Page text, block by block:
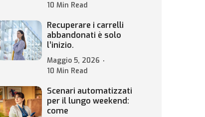
10 Min Read
Recuperare i carrelli
abbandonati è solo
l’inizio.
Maggio 5, 2026
10 Min Read
Scenari automatizzati
per il lungo weekend:
come